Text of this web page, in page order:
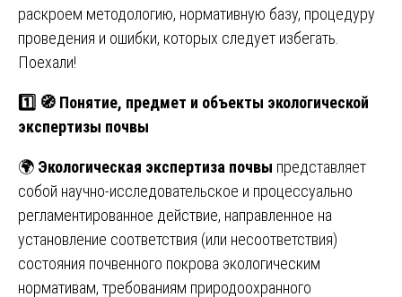
раскроем методологию, нормативную базу, процедуру
проведения и ошибки, которых следует избегать.
Поехали!
1️⃣ 🧭 Понятие, предмет и объекты экологической
экспертизы почвы
🌍 Экологическая экспертиза почвы представляет
собой научно-исследовательское и процессуально
регламентированное действие, направленное на
установление соответствия (или несоответствия)
состояния почвенного покрова экологическим
нормативам, требованиям природоохранного